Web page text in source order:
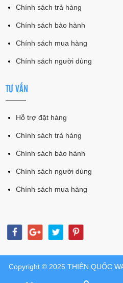
Chính sách trả hàng
Chính sách bảo hành
Chính sách mua hàng
Chính sách người dùng
TƯ VẤN
Hỗ trợ đặt hàng
Chính sách trả hàng
Chính sách bảo hành
Chính sách người dùng
Chính sách mua hàng
Copyright © 2025 THIÊN QUỐC